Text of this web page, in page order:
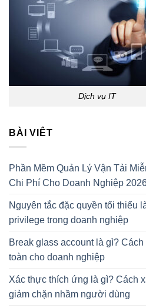
Dịch vụ IT
BÀI VIÊT
Phần Mềm Quản Lý Vận Tải
Chi Phí Cho Doanh Nghiệp
Nguyên tắc đặc quyền tối thiểu
privilege trong doanh nghiệp
Break glass account là gì?
toàn cho doanh nghiệp
Xác thực thích ứng là gì? Cách
giảm chặn nhầm người dùng